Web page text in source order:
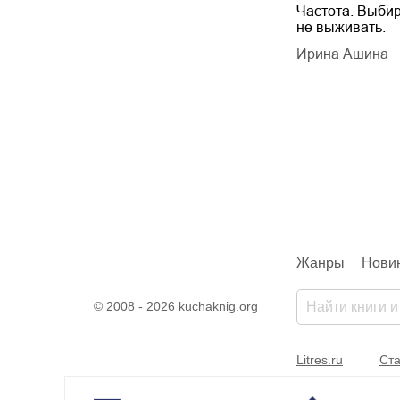
Частота.
не выживать.
Ирина Ашина
© 2008 - 2026 kuchaknig.org
Жанры
Litres.ru